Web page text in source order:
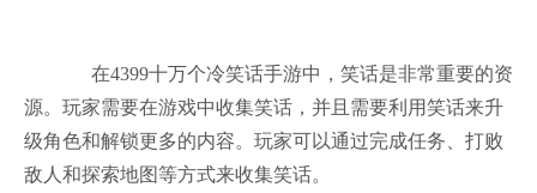
在4399十万个冷笑话手游中，笑话是非常重要的资
源。玩家需要在游戏中收集笑话，并且需要利用笑话来升
级角色和解锁更多的内容。玩家可以通过完成任务、打败
敌人和探索地图等方式来收集笑话。